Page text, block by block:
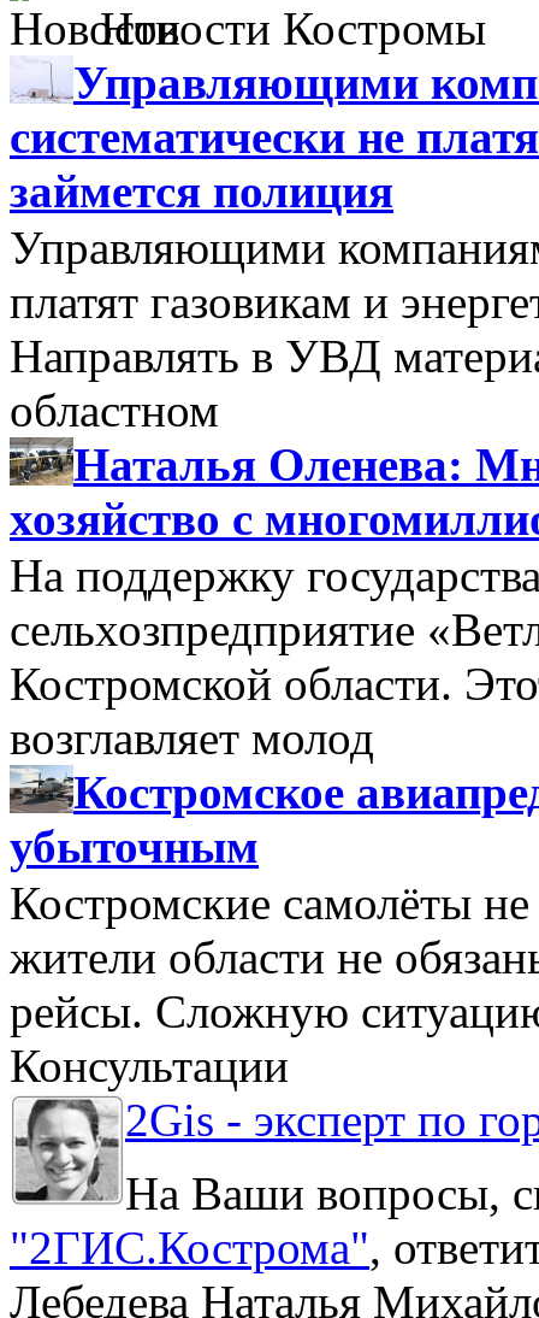
Новости Костромы
Управляющими
систематически не
займется полиция
Управляющими
платят газовикам и
Направлять в УВД
областном
Наталья Оленева:
хозяйство с
На поддержку
сельхозпредприятие
Костромской области.
возглавляет молод
Костромское
убыточным
Костромские самолёты
жители области не
рейсы. Сложную
Консультации
2Gis - эксперт по
На Ваши вопросы,
"2ГИС.Кострома",
Лебедева Наталья